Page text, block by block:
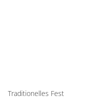
Traditionelles Fest